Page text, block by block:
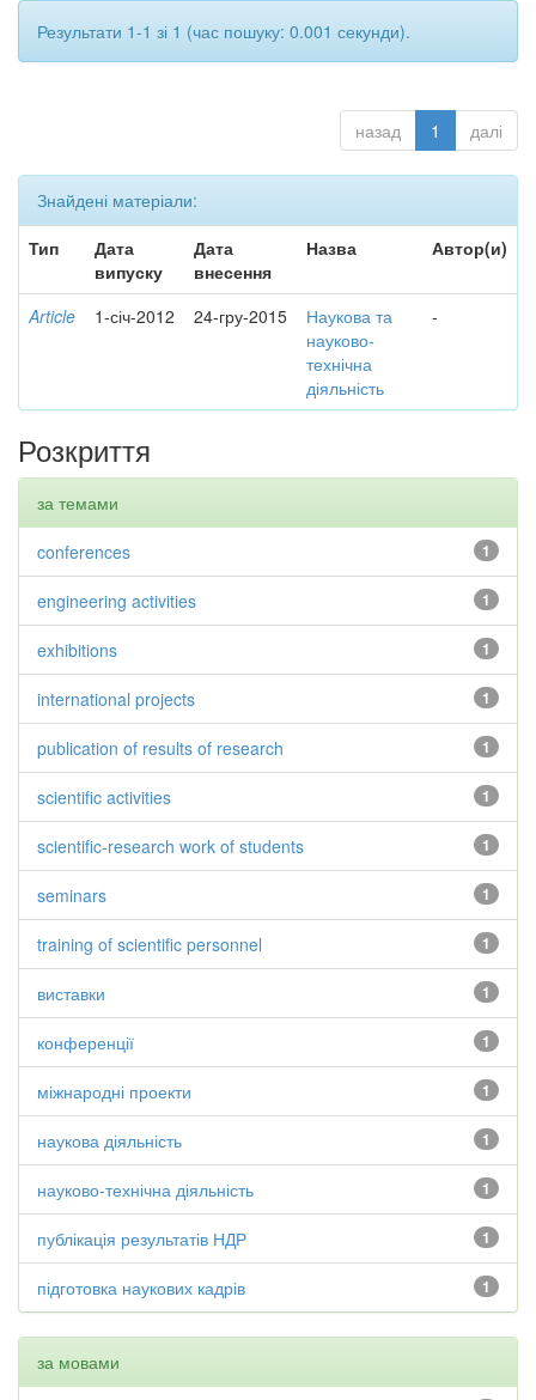
Результати 1-1 зі 1 (час пошуку: 0.001 секунди).
назад 1 далі
Знайдені матеріали:
Тип
Дата
випуску
Дата
внесення
Назва Автор(и)
Article 1-січ-2012 24-гру-2015
Наукова та
науково-
технічна
діяльність
-
Розкриття
за темами
1
conferences
1
engineering activities
1
exhibitions
1
international projects
1
publication of results of research
1
scientific activities
1
scientific-research work of students
1
seminars
1
training of scientific personnel
1
виставки
1
конференції
1
міжнародні проекти
1
наукова діяльність
1
науково-технічна діяльність
1
публікація результатів НДР
1
підготовка наукових кадрів
за мовами